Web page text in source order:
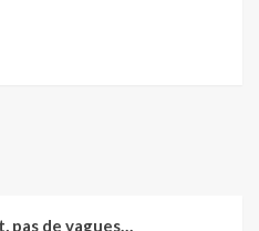
pas de vagues…